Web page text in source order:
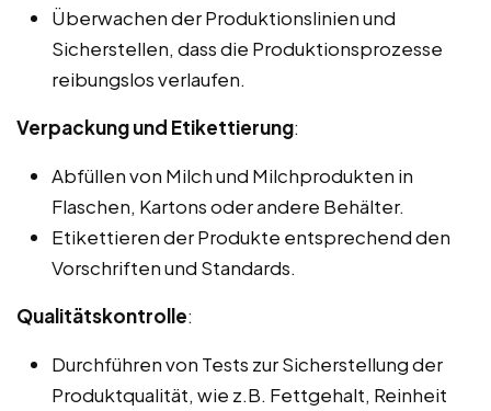
Überwachen der Produktionslinien und
Sicherstellen, dass die Produktionsprozesse
reibungslos verlaufen.
Verpackung und Etikettierung:
Abfüllen von Milch und Milchprodukten in
Flaschen, Kartons oder andere Behälter.
Etikettieren der Produkte entsprechend den
Vorschriften und Standards.
Qualitätskontrolle:
Durchführen von Tests zur Sicherstellung der
Produktqualität, wie z.B. Fettgehalt, Reinheit